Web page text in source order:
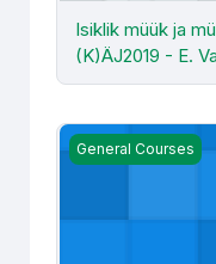
Isiklik müük ja
(K)ÄJ2019 - E.
Juhtimisarvestus
General Courses